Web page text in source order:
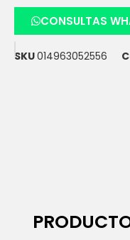
CONSULTAS
SKU014963052556